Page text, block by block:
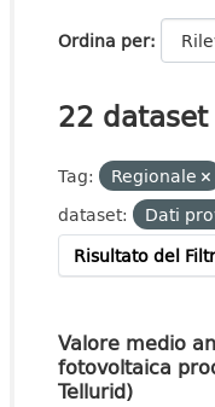
Ordina per
22
Tag: Regionale
dataset:
Dati
Risultato del
Valore medio
fotovoltaica
Tellurid)